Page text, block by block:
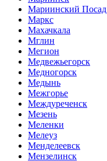
Мариинский Посад
Маркс
Махачкала
Мглин
Мегион
Медвежьегорск
Медногорск
Медынь
Межгорье
Междуреченск
Мезень
Меленки
Мелеуз
Менделеевск
Мензелинск